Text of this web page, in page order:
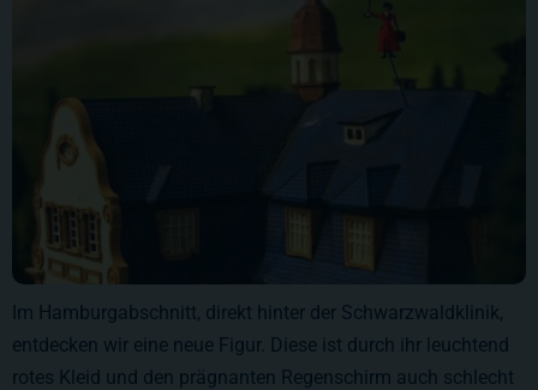
Im Hamburgabschnitt, direkt hinter der Schwarzwaldklinik,
entdecken wir eine neue Figur. Diese ist durch ihr leuchtend
rotes Kleid und den prägnanten Regenschirm auch schlecht